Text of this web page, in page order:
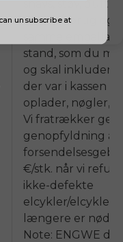
snavs, støv, duft
tegn på brug og
samme
stand, som du
og skal inkludere
der var i kassen
oplader, nøgler,
Vi fratrækker
genopfyldning af
€/stk. når vi
ikke-defekte
elcykler/elcykler,
længere er
Note: ENGWE